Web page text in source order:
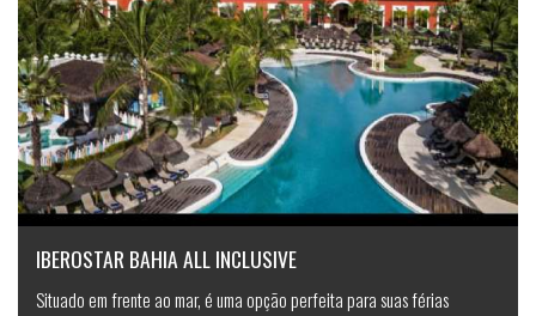
IBEROSTAR BAHIA ALL INCLUSIVE
Situado em frente ao mar, é uma opção perfeita para suas férias